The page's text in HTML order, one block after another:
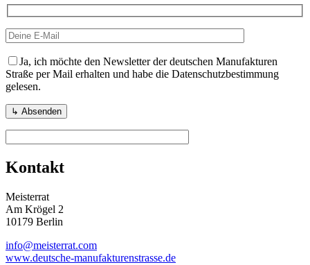
Ja, ich möchte den Newsletter der deutschen Manufakturen
Straße per Mail erhalten und habe die Datenschutzbestimmung
gelesen.
Kontakt
Meisterrat
Am Krögel 2
10179 Berlin
info@meisterrat.com
www.deutsche-manufakturenstrasse.de